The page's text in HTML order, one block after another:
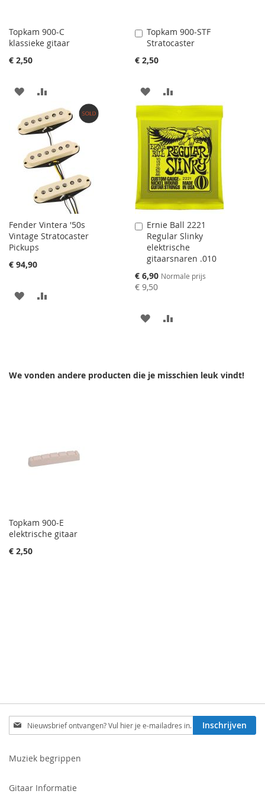
Topkam 900-C
klassieke gitaar
€ 2,50
AAN
VERLANGLIJST
TOEVOEGEN
TOE
OM
TE
VERGELIJKEN
Topkam 900-STF
Stratocaster
€ 2,50
Aan
winkelwagen
toevoegen
AAN
VERLANGLIJST
TOEVOEGEN
TOE
OM
TE
VERGELIJKEN
Fender Vintera '50s
Vintage Stratocaster
Pickups
€ 94,90
AAN
VERGELIJKEN
Ernie Ball 2221
Regular Slinky
elektrische
gitaarsnaren .010
Speciale
prijs
€ 6,90 Normale prijs
€ 9,50
Aan
winkelwagen
toevoegen
AAN
TE
We vonden andere producten die je misschien leuk vindt!
Topkam 900-E
elektrische gitaar
€ 2,50
Schrijf
je
voor
Inschrijven
Muziek begrippen
Gitaar Informatie